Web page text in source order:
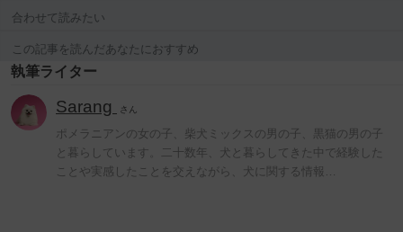
合わせて読みたい
この記事を読んだあなたにおすすめ
執筆ライター
Sarang さん
ポメラニアンの女の子、柴犬ミックスの男の子、黒猫の男の子
と暮らしています。二十数年、犬と暮らしてきた中で経験した
ことや実感したことを交えながら、犬に関する情報…